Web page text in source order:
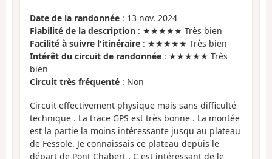
Date de la randonnée : 13 nov. 2024
Fiabilité de la description : ★★★★★ Très bien
Facilité à suivre l'itinéraire : ★★★★★ Très bien
Intérêt du circuit de randonnée : ★★★★★ Très
bien
Circuit très fréquenté : Non
Circuit effectivement physique mais sans difficulté
technique . La trace GPS est très bonne . La montée
est la partie la moins intéressante jusqu au plateau
de Fessole. Je connaissais ce plateau depuis le
départ de Pont Chabert . C est intéressant de le